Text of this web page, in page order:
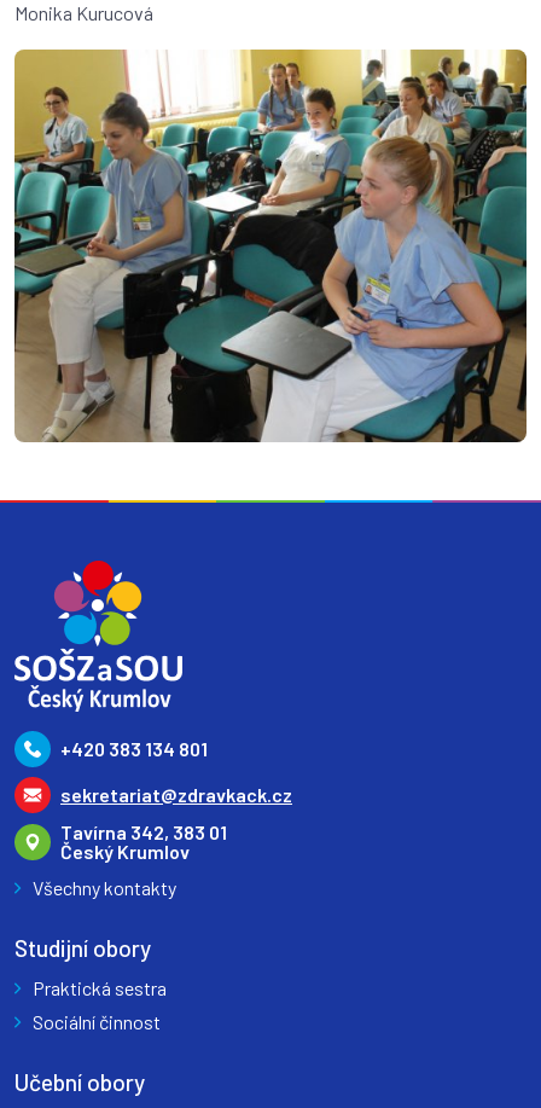
Monika Kurucová
+420 383 134 801
sekretariat@zdravkack.cz
Tavírna 342, 383 01
Český Krumlov
Všechny kontakty
Studijní obory
Praktická sestra
Sociální činnost
Učební obory